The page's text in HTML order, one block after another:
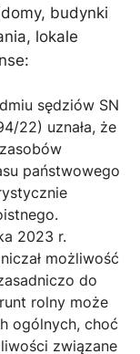
budynki
lokale
sędziów SN
22) uznała, że
państwowego
2023 r.
możliwość
do
rolny może
ogólnych, choć
związane